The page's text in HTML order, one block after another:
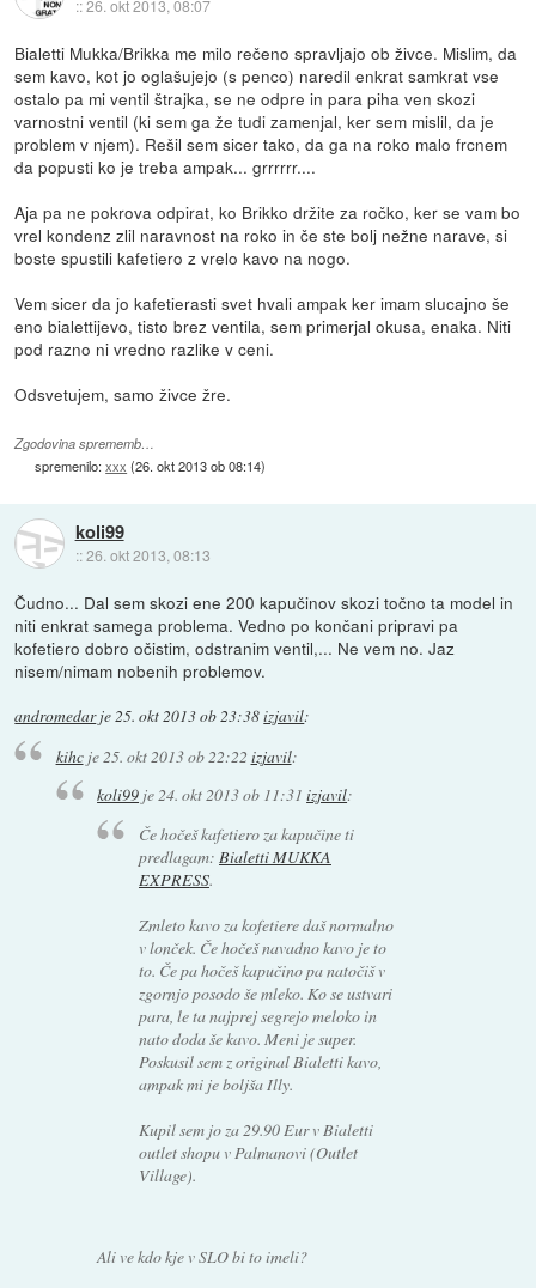
::26. okt 2013, 08:07
Bialetti Mukka/Brikka me milo rečeno spravljajo ob živce. Mislim, da
sem kavo, kot jo oglašujejo (s penco) naredil enkrat samkrat vse
ostalo pa mi ventil štrajka, se ne odpre in para piha ven skozi
varnostni ventil (ki sem ga že tudi zamenjal, ker sem mislil, da je
problem v njem). Rešil sem sicer tako, da ga na roko malo frcnem
da popusti ko je treba ampak... grrrrrr....
Aja pa ne pokrova odpirat, ko Brikko držite za ročko, ker se vam bo
vrel kondenz zlil naravnost na roko in če ste bolj nežne narave, si
boste spustili kafetiero z vrelo kavo na nogo.
Vem sicer da jo kafetierasti svet hvali ampak ker imam slucajno še
eno bialettijevo, tisto brez ventila, sem primerjal okusa, enaka. Niti
pod razno ni vredno razlike v ceni.
Odsvetujem, samo živce žre.
Zgodovina sprememb…
spremenilo:xxx (26. okt 2013 ob 08:14)
koli99
::26. okt 2013, 08:13
Čudno... Dal sem skozi ene 200 kapučinov skozi točno ta model in
niti enkrat samega problema. Vedno po končani pripravi pa
kofetiero dobro očistim, odstranim ventil,... Ne vem no. Jaz
nisem/nimam nobenih problemov.
andromedarje25. okt 2013 ob 23:38izjavil:
kihcje 25. okt 2013 ob 22:22 izjavil:
koli99 je24. okt 2013 ob 11:31 izjavil:
Če hočeš kafetiero za kapučine ti
predlagam: Bialetti MUKKA
EXPRESS.
Zmleto kavo za kofetiere daš normalno
v lonček. Če hočeš navadno kavo je to
to. Če pa hočeš kapučino pa natočiš v
zgornjo posodo še mleko. Ko se ustvari
para, le ta najprej segrejo meloko in
nato doda še kavo. Meni je super.
Poskusil sem z original Bialetti kavo,
ampak mi je boljša Illy.
Kupil sem jo za 29.90 Eur v Bialetti
outlet shopu v Palmanovi (Outlet
Village).
Ali ve kdo kje v SLO bi to imeli?